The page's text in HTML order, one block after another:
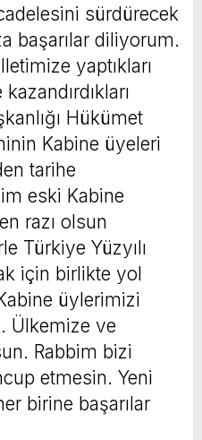
sürdürecek
başarılar diliyorum.
yaptıkları
Hükümet
Kabine üyeleri
tarihe
eski Kabine
razı olsun
Türkiye Yüzyılı
için birlikte yol
üylerimizi
Ülkemize ve
Rabbim bizi
etmesin. Yeni
birine başarılar